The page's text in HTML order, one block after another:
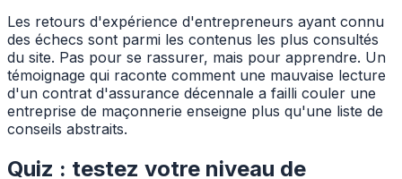
Les retours d'expérience d'entrepreneurs ayant connu
des échecs sont parmi les contenus les plus consultés
du site. Pas pour se rassurer, mais pour apprendre. Un
témoignage qui raconte comment une mauvaise lecture
d'un contrat d'assurance décennale a failli couler une
entreprise de maçonnerie enseigne plus qu'une liste de
conseils abstraits.
Quiz : testez votre niveau de